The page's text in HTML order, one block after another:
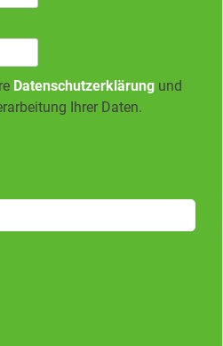
Datenschutzerklärung und
Ihrer Daten.